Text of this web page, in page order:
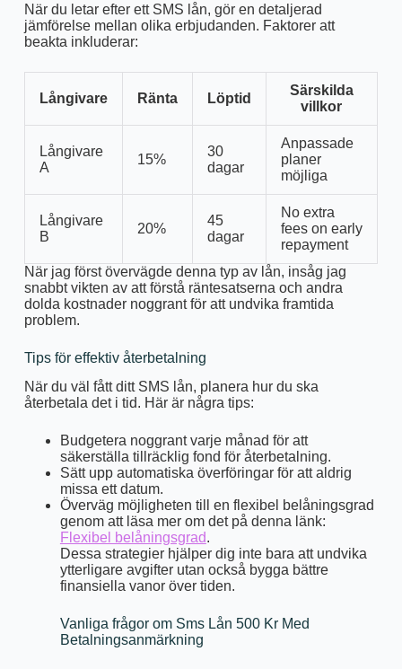
När du letar efter ett SMS lån, gör en detaljerad
jämförelse mellan olika erbjudanden. Faktorer att
beakta inkluderar:
Långivare Ränta Löptid
Särskilda
villkor
Långivare
A
15%
30
dagar
Anpassade
planer
möjliga
Långivare
B
20%
45
dagar
No extra
fees on early
repayment
När jag först övervägde denna typ av lån, insåg jag
snabbt vikten av att förstå räntesatserna och andra
dolda kostnader noggrant för att undvika framtida
problem.
Tips för effektiv återbetalning
När du väl fått ditt SMS lån, planera hur du ska
återbetala det i tid. Här är några tips:
Budgetera noggrant varje månad för att
säkerställa tillräcklig fond för återbetalning.
Sätt upp automatiska överföringar för att aldrig
missa ett datum.
Överväg möjligheten till en flexibel belåningsgrad
genom att läsa mer om det på denna länk:
Flexibel belåningsgrad.
Dessa strategier hjälper dig inte bara att undvika
ytterligare avgifter utan också bygga bättre
finansiella vanor över tiden.
Vanliga frågor om Sms Lån 500 Kr Med
Betalningsanmärkning